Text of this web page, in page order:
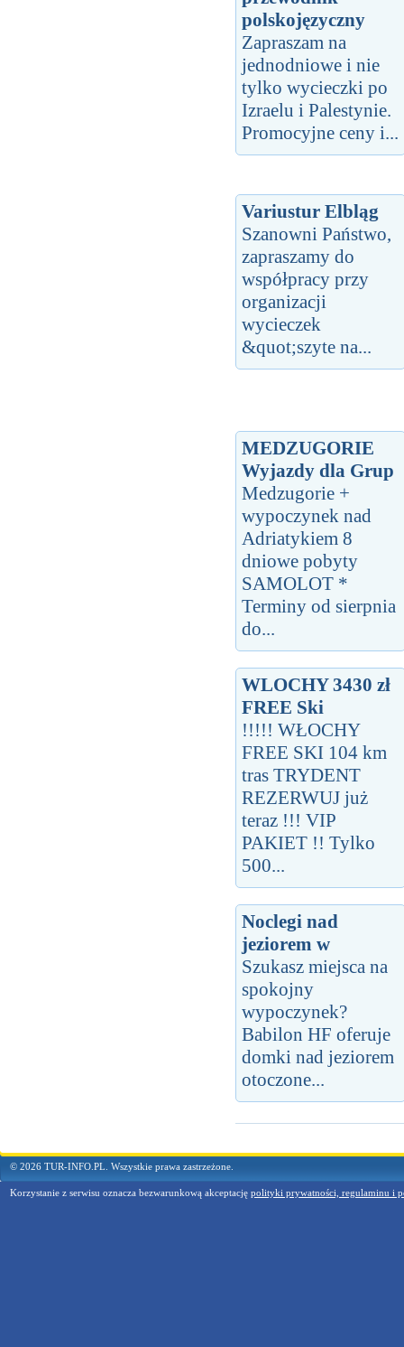
polskojęzyczny
Zapraszam na
jednodniowe i nie
tylko wycieczki po
Izraelu i Palestynie.
Promocyjne ceny i...
Variustur Elbląg
Szanowni Państwo,
zapraszamy do
współpracy przy
organizacji
wycieczek
&quot;szyte na...
MEDZUGORIE
Wyjazdy dla Grup
Medzugorie +
wypoczynek nad
Adriatykiem 8
dniowe pobyty
SAMOLOT *
Terminy od sierpnia
do...
WLOCHY 3430 zł
FREE Ski
!!!!! WŁOCHY
FREE SKI 104 km
tras TRYDENT
REZERWUJ już
teraz !!! VIP
PAKIET !! Tylko
500...
Noclegi nad
jeziorem w
Szukasz miejsca na
spokojny
wypoczynek?
Babilon HF oferuje
domki nad jeziorem
otoczone...
© 2026 TUR-INFO.PL. Wszystkie prawa zastrzeżone.
Korzystanie z serwisu oznacza bezwarunkową akceptację polityki prywatności, regulaminu i